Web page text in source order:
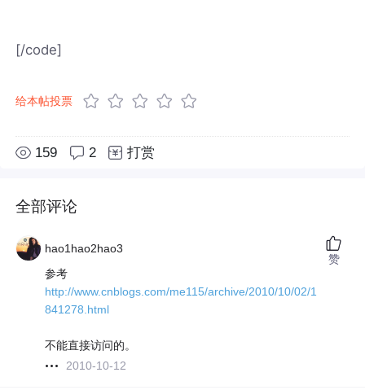
[/code]
给本帖投票
159 2 打赏
全部评论
hao1hao2hao3
参考
http://www.cnblogs.com/me115/archive/2010/10/02/1
841278.html
不能直接访问的。
2010-10-12
赞